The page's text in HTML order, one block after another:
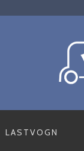
LASTVOGN